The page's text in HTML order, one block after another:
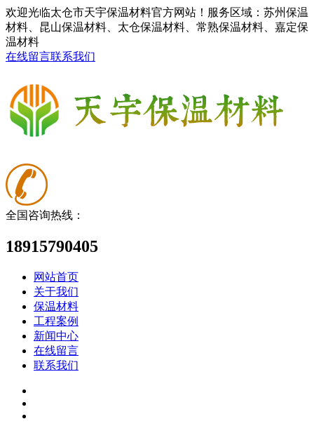
欢迎光临太仓市天宇保温材料官方网站！服务区域：苏州保温
材料、昆山保温材料、太仓保温材料、常熟保温材料、嘉定保
温材料
在线留言联系我们
全国咨询热线：
18915790405
网站首页
关于我们
保温材料
工程案例
新闻中心
在线留言
联系我们